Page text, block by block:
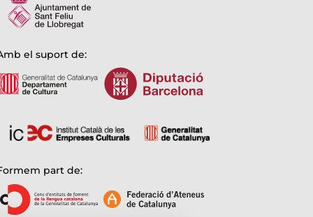
el suport de:
part de: